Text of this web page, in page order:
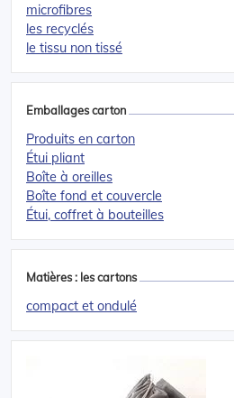
microfibres
les recyclés
le tissu non tissé
Emballages carton
Produits en carton
Étui pliant
Boîte à oreilles
Boîte fond et couvercle
Étui, coffret à bouteilles
Matières : les cartons
compact et ondulé